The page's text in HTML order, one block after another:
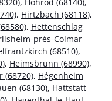
, Hirtzbach (68118),
, Hettenschlag
près-Colmar
(68510),
, Heimsbrunn (68990),
(68720), Hégenheim
(68130), Hattstatt